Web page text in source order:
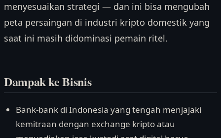
menyesuaikan strategi — dan ini bisa mengubah
peta persaingan di industri kripto domestik yang
saat ini masih didominasi pemain ritel.
Dampak ke Bisnis
Bank-bank di Indonesia yang tengah menjajaki
kemitraan dengan exchange kripto atau